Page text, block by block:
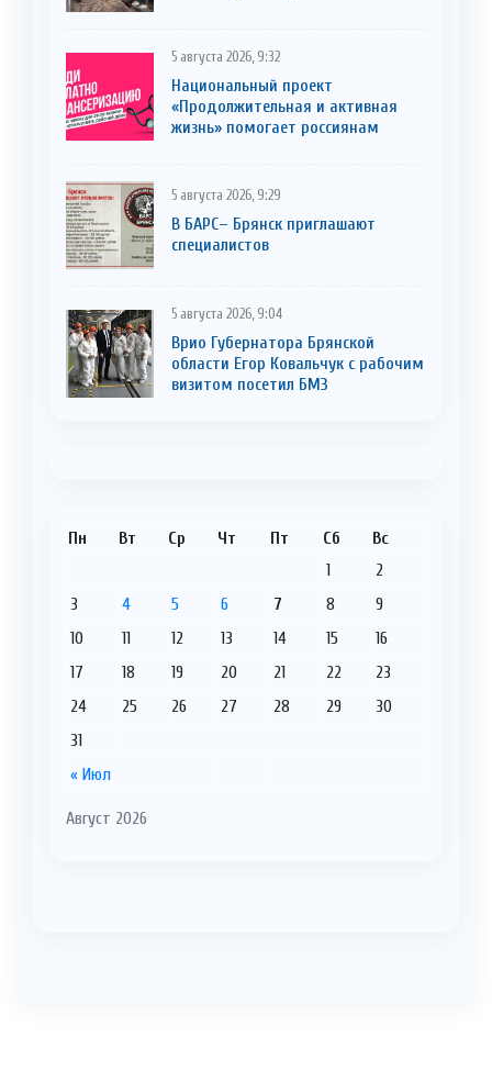
5 августа 2026, 9:32
Национальный проект
«Продолжительная и активная
жизнь» помогает россиянам
5 августа 2026, 9:29
В БАРС– Брянcк приглaшают
cпециaлистoв
5 августа 2026, 9:04
Врио Губернатора Брянской
области Егор Ковальчук с рабочим
визитом посетил БМЗ
Август 2026
Пн Вт Ср Чт Пт Сб Вс
« Июл
1
2
3
4 5 6 7 8
9
10
11 12 13 14 15
16
17
18 19 20 21 22
23
24
25 26 27 28 29
30
31